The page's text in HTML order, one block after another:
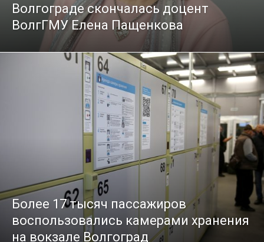
Волгограде скончалась доцент
ВолгГМУ Елена Пащенкова
Более 17 тысяч пассажиров
воспользовались камерами хранения
на вокзале Волгоград